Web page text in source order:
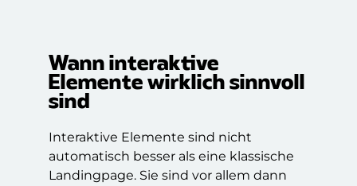
Wann interaktive
Elemente wirklich sinnvoll
sind
Interaktive Elemente sind nicht
automatisch besser als eine klassische
Landingpage. Sie sind vor allem dann